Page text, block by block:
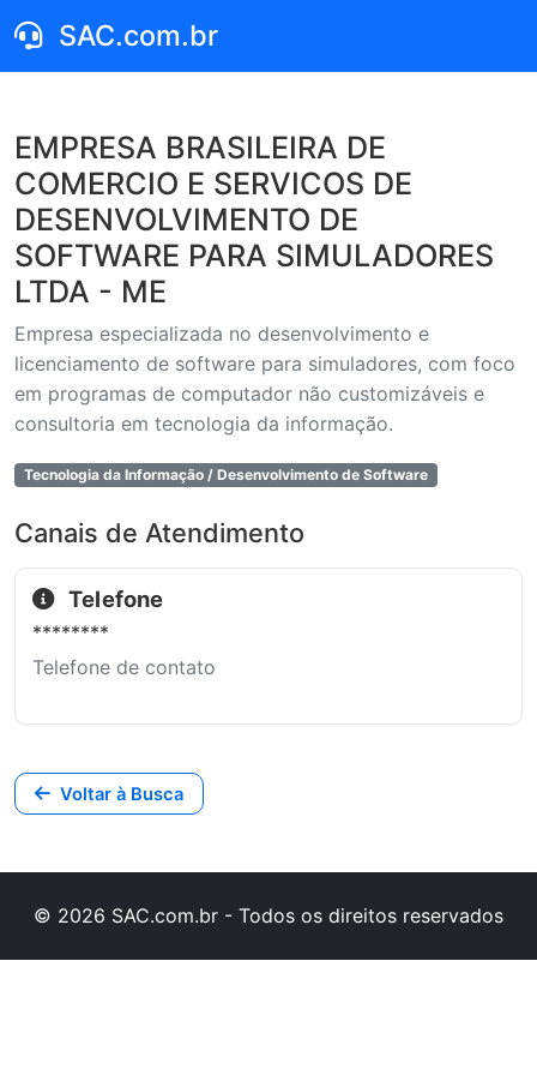
SAC.com.br
EMPRESA BRASILEIRA DE
COMERCIO E SERVICOS DE
DESENVOLVIMENTO DE
SOFTWARE PARA SIMULADORES
LTDA - ME
Empresa especializada no desenvolvimento e
licenciamento de software para simuladores, com foco
em programas de computador não customizáveis e
consultoria em tecnologia da informação.
Tecnologia da Informação / Desenvolvimento de Software
Canais de Atendimento
Telefone
********
Telefone de contato
Voltar à Busca
© 2026 SAC.com.br - Todos os direitos reservados